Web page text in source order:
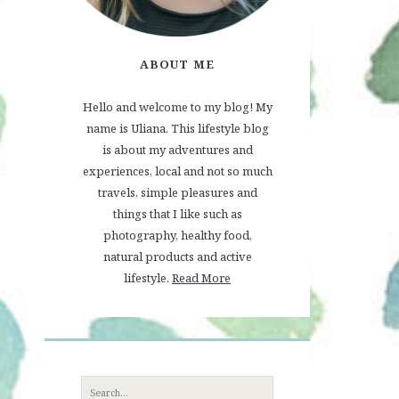
ABOUT ME
Hello and welcome to my blog! My
name is Uliana. This lifestyle blog
is about my adventures and
experiences, local and not so much
travels, simple pleasures and
things that I like such as
photography, healthy food,
natural products and active
lifestyle. Read More
Search